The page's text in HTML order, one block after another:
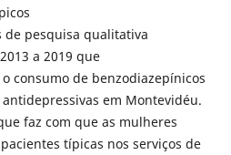
de pesquisa qualitativa
a 2019 que
consumo de benzodiazepínicos
em Montevidéu.
faz com que as mulheres
típicas nos serviços de